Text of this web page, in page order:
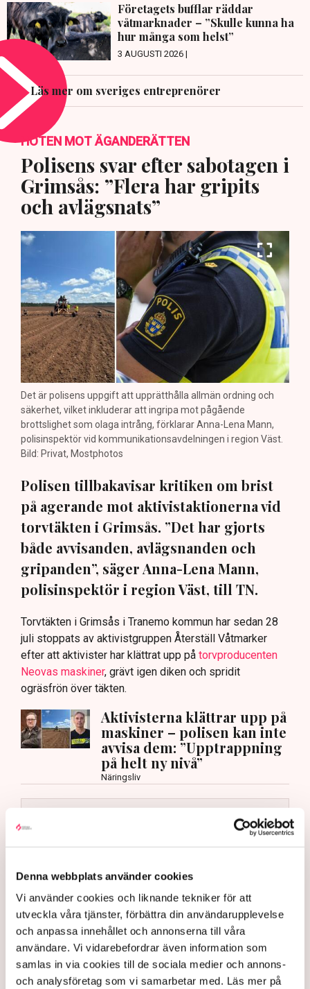
Denna webbplats använder cookies
Vi använder cookies och liknande tekniker för att
utveckla våra tjänster, förbättra din användarupplevelse
och anpassa innehållet och annonserna till våra
användare. Vi vidarebefordrar även information som
samlas in via cookies till de sociala medier och annons-
och analysföretag som vi samarbetar med. Läs mer på
Företagets bufflar räddar
våtmarknader – ”Skulle kunna ha
hur många som helst”
3 AUGUSTI 2026 |
Läs mer om sveriges entreprenörer
HOTEN MOT ÄGANDERÄTTEN
Polisens svar efter sabotagen i
Grimsås: ”Flera har gripits
och avlägsnats”
Det är polisens uppgift att upprätthålla allmän ordning och
säkerhet, vilket inkluderar att ingripa mot pågående
brottslighet som olaga intrång, förklarar Anna-Lena Mann,
polisinspektör vid kommunikationsavdelningen i region Väst.
Bild: Privat, Mostphotos
Polisen tillbakavisar kritiken om brist
på agerande mot aktivistaktionerna vid
torvtäkten i Grimsås. ”Det har gjorts
både avvisanden, avlägsnanden och
gripanden”, säger Anna-Lena Mann,
polisinspektör i region Väst, till TN.
Torvtäkten i Grimsås i Tranemo kommun har sedan 28
juli stoppats av aktivistgruppen Återställ Våtmarker
efter att aktivister har klättrat upp på torvproducenten
Neovas maskiner, grävt igen diken och spridit
ogräsfrön över täkten.
Aktivisterna klättrar upp på
maskiner – polisen kan inte
avvisa dem: ”Upptrappning
på helt ny nivå”
Näringsliv
Torvtäkten i Grimsås har stoppats av aktivister
Polisen kritiseras för bristande agerande vid
aktionerna.
Polisinspektör Anna-Lena Mann förklarar polisens
agerande på plats.
40 personer misstänks med cirka 120
brottsmisstankar kopplade.
Läs mer